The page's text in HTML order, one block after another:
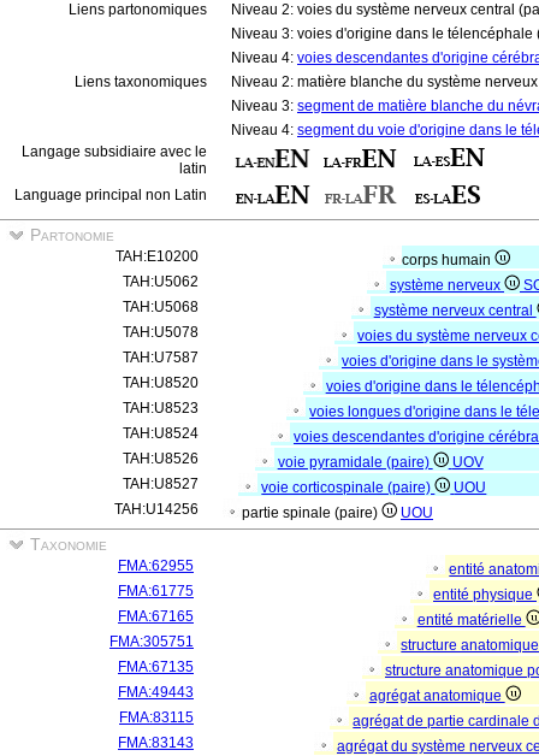
Liens partonomiques
Niveau 2: voies du système nerveux central
Niveau 3: voies d'origine dans le télencéphale
Niveau 4: voies descendantes d'origine
Liens taxonomiques
Niveau 2: matière blanche du système
Niveau 3: segment de matière blanche du
Niveau 4: segment du voie d'origine dans le
Langage subsidiaire avec le
latin
Language principal non Latin
Partonomie
TAH:E10200
corps humain
TAH:U5062
système nerveux
TAH:U5068
système nerveux central
TAH:U5078
voies du système nerveux
TAH:U7587
voies d'origine dans le
TAH:U8520
voies d'origine dans le
TAH:U8523
voies longues d'origine dans le
TAH:U8524
voies descendantes d'origine
TAH:U8526
voie pyramidale (paire)
UOV
TAH:U8527
voie corticospinale (paire)
UOU
TAH:U14256
partie spinale (paire) UOU
Taxonomie
FMA:62955
entité
FMA:61775
entité physique
FMA:67165
entité matérielle
FMA:305751
structure
FMA:67135
structure anatomique
FMA:49443
agrégat anatomique
FMA:83115
agrégat de partie cardinale
FMA:83143
agrégat du système nerveux